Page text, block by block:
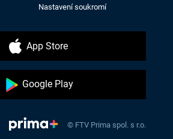
Nastavení soukromí
App Store
Google Play
© FTV Prima spol. s r.o.